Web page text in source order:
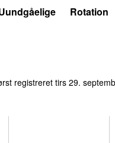
Rotation
registreret tirs 29.